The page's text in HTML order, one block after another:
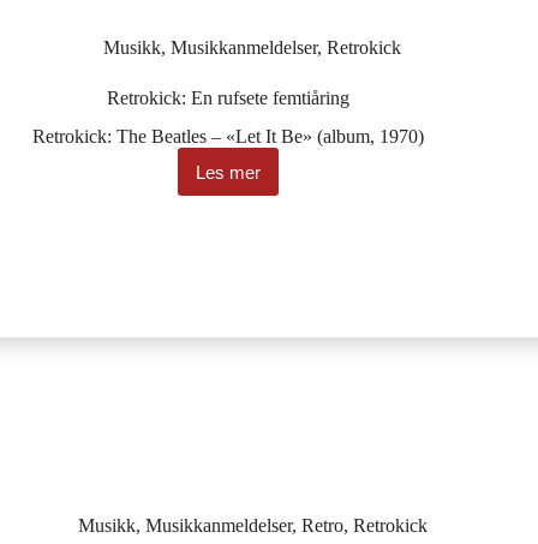
Musikk,Musikkanmeldelser,Retrokick
Retrokick: En rufsete femtiåring
Retrokick: The Beatles – «Let It Be» (album, 1970)
Les merRetrokick:
En
Musikk, Musikkanmeldelser, Retro, Retrokick